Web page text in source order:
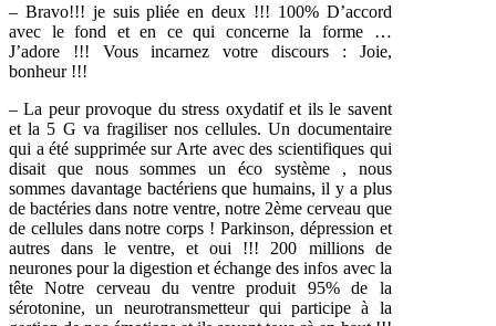
– Bravo!!! je suis pliée en deux !!! 100% D’accord
avec le fond et en ce qui concerne la forme …
J’adore !!! Vous incarnez votre discours : Joie,
bonheur !!!
– La peur provoque du stress oxydatif et ils le savent
et la 5 G va fragiliser nos cellules. Un documentaire
qui a été supprimée sur Arte avec des scientifiques qui
disait que nous sommes un éco système , nous
sommes davantage bactériens que humains, il y a plus
de bactéries dans notre ventre, notre 2ème cerveau que
de cellules dans notre corps ! Parkinson, dépression et
autres dans le ventre, et oui !!! 200 millions de
neurones pour la digestion et échange des infos avec la
tête Notre cerveau du ventre produit 95% de la
sérotonine, un neurotransmetteur qui participe à la